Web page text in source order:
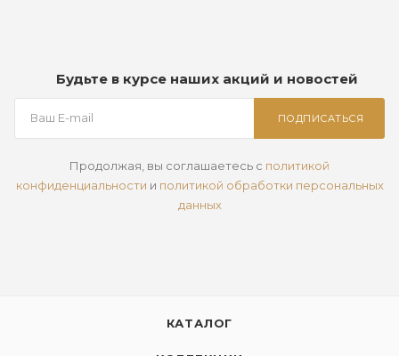
Будьте в курсе наших акций и новостей
ПОДПИСАТЬСЯ
Продолжая, вы соглашаетесь с политикой
конфиденциальности и политикой обработки персональных
данных
КАТАЛОГ